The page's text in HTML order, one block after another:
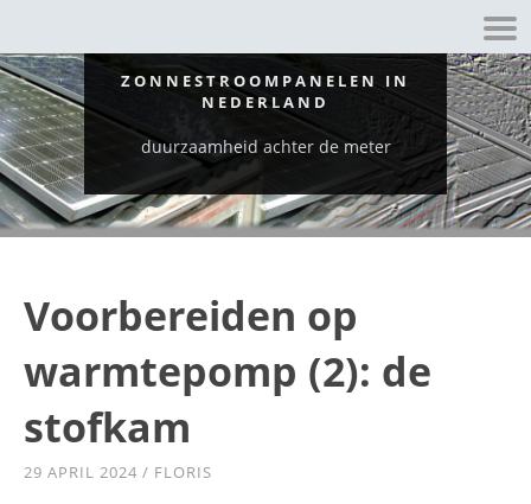
ZONNESTROOMPANELEN IN
NEDERLAND
duurzaamheid achter de meter
Voorbereiden op
warmtepomp (2): de
stofkam
29 APRIL 2024 / FLORIS